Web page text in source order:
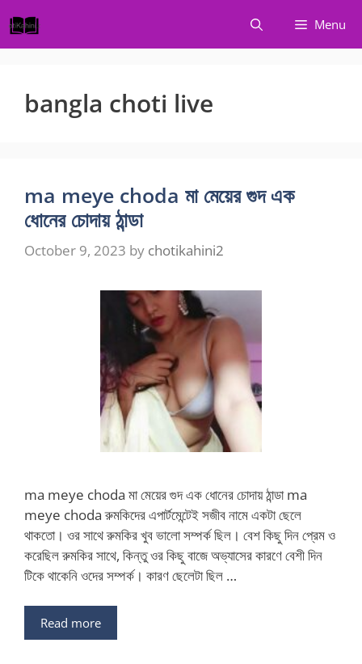
to
content
Menu
bangla choti live
ma meye choda মা মেয়ের গুদ এক
ধোনের চোদায় ঠান্ডা
October 9, 2023 by chotikahini2
ma meye choda মা মেয়ের গুদ এক ধোনের চোদায় ঠান্ডা ma
meye choda রুমকিদের এপার্টমেন্টেই সজীব নামে একটা ছেলে
থাকতো। ওর সাথে রুমকির খুব ভালো সম্পর্ক ছিল। বেশ কিছু দিন প্রেম ও
করেছিল রুমকির সাথে, কিন্তু ওর কিছু বাজে অভ্যাসের কারণে বেশী দিন
টিকে থাকেনি ওদের সম্পর্ক। কারণ ছেলেটা ছিল …
Read more